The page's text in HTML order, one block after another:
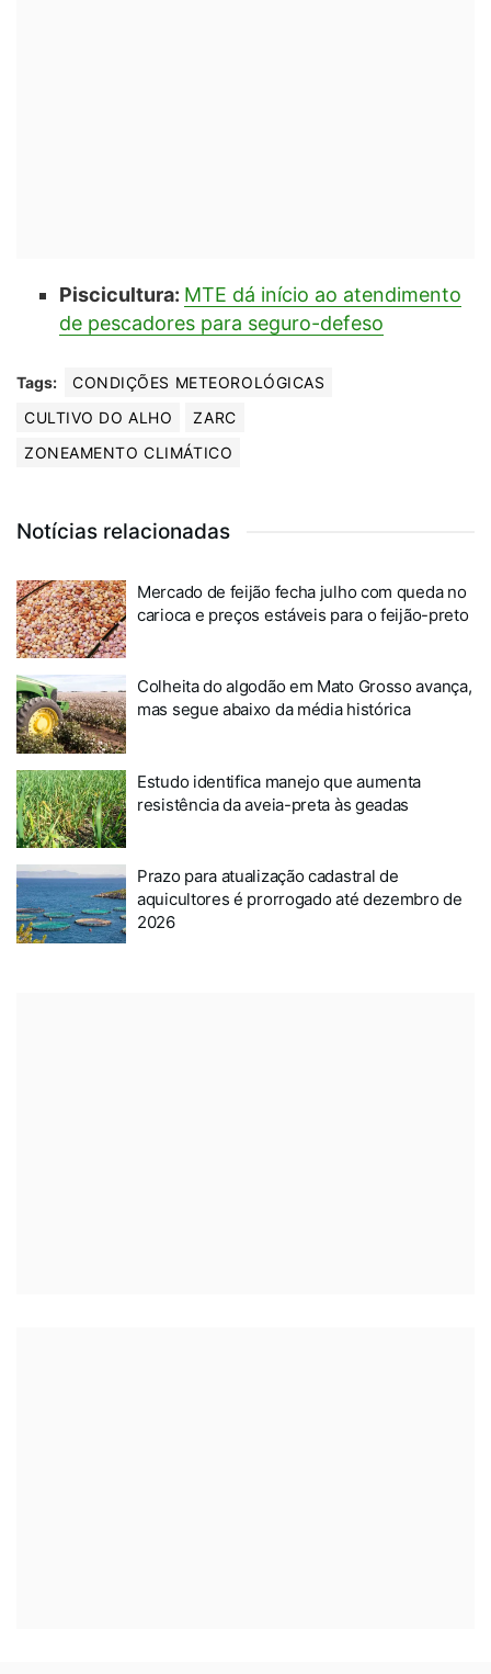
Piscicultura: MTE dá início ao atendimento
de pescadores para seguro-defeso
Tags:
CONDIÇÕES METEOROLÓGICAS
CULTIVO DO ALHO
ZARC
ZONEAMENTO CLIMÁTICO
Notícias relacionadas
Mercado de feijão fecha julho com queda no
carioca e preços estáveis para o feijão-preto
Colheita do algodão em Mato Grosso avança,
mas segue abaixo da média histórica
Estudo identifica manejo que aumenta
resistência da aveia-preta às geadas
Prazo para atualização cadastral de
aquicultores é prorrogado até dezembro de
2026